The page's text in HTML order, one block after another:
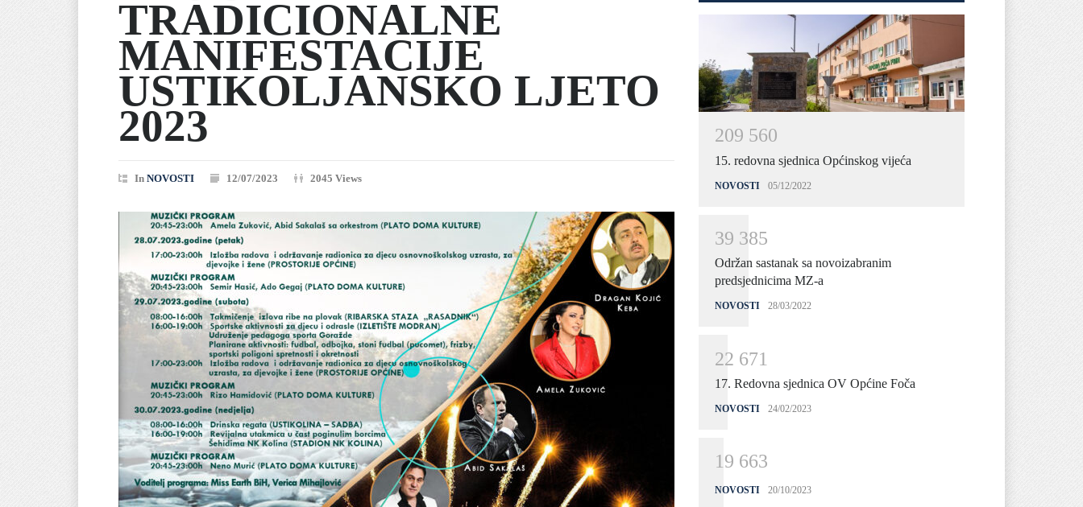
TRADICIONALNE
MANIFESTACIJE
USTIKOLJANSKO LJETO
2023
In NOVOSTI 12/07/2023 2045 Views
209 560
15. redovna sjednica Općinskog vijeća
NOVOSTI 05/12/2022
39 385
Održan sastanak sa novoizabranim
predsjednicima MZ-a
NOVOSTI 28/03/2022
22 671
17. Redovna sjednica OV Općine Foča
NOVOSTI 24/02/2023
19 663
NOVOSTI 20/10/2023